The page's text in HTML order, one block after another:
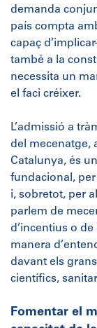
demanda
país compta
capaç
també a la
necessita un
el faci créixer.
L’admissió a
del mecenatge,
Catalunya, és
fundacional,
i, sobretot, per
parlem de
d’incentius o
manera
davant els
científics,
Fomentar el